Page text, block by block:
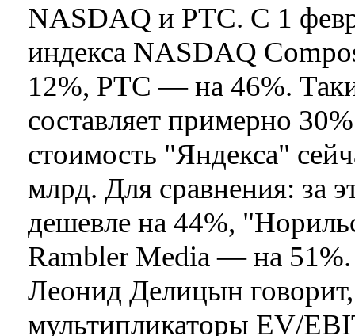
NASDAQ и РТС. С 1
индекса NASDAQ
12%, РТС — на 46%.
составляет примерно
стоимость "Яндекса"
млрд. Для сравнения: за
дешевле на 44%,
Rambler Media — на
Леонид Делицын
мультипликаторы EV/